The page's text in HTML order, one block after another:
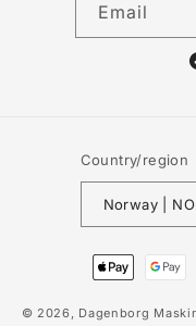
Email
Country/region
Payment
methods
© 2026, Dagenborg